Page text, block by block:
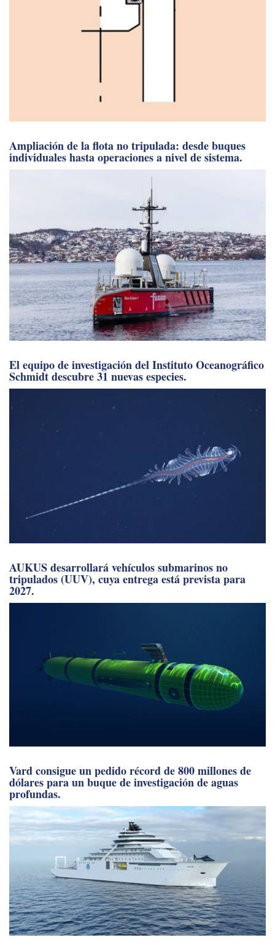
Ampliación de la flota no tripulada: desde buques
individuales hasta operaciones a nivel de sistema.
El equipo de investigación del Instituto Oceanográfico
Schmidt descubre 31 nuevas especies.
AUKUS desarrollará vehículos submarinos no
tripulados (UUV), cuya entrega está prevista para
2027.
Vard consigue un pedido récord de 800 millones de
dólares para un buque de investigación de aguas
profundas.